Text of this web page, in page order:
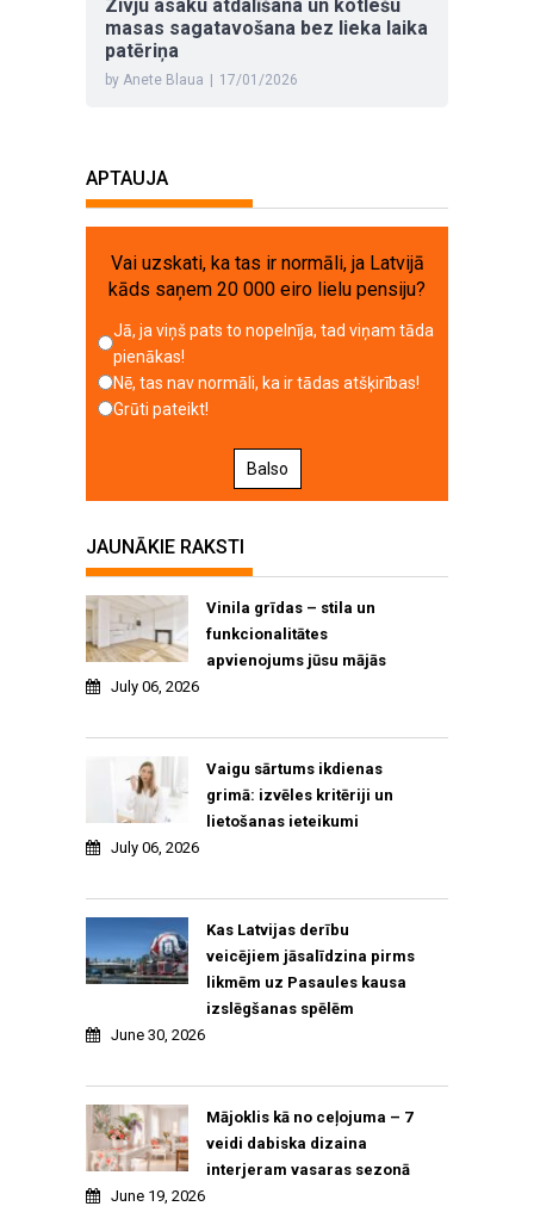
Zivju asaku atdalīšana un kotlešu
masas sagatavošana bez lieka laika
patēriņa
by Anete Blaua | 17/01/2026
APTAUJA
Vai uzskati, ka tas ir normāli, ja Latvijā
kāds saņem 20 000 eiro lielu pensiju?
Jā, ja viņš pats to nopelnīja, tad viņam tāda
pienākas!
Nē, tas nav normāli, ka ir tādas atšķirības!
Grūti pateikt!
Balso
JAUNĀKIE RAKSTI
Vinila grīdas – stila un
funkcionalitātes
apvienojums jūsu mājās
July 06, 2026
Vaigu sārtums ikdienas
grimā: izvēles kritēriji un
lietošanas ieteikumi
July 06, 2026
Kas Latvijas derību
veicējiem jāsalīdzina pirms
likmēm uz Pasaules kausa
izslēgšanas spēlēm
June 30, 2026
Mājoklis kā no ceļojuma – 7
veidi dabiska dizaina
interjeram vasaras sezonā
June 19, 2026